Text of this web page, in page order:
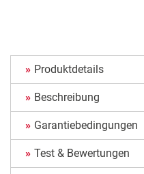
Produktdetails
Beschreibung
Garantiebedingungen
Test & Bewertungen